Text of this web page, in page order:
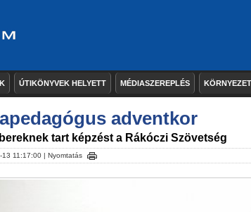
ÚTIKÖNYVEK HELYETT MÉDIASZEREPLÉS
adventkor
tart képzést a Rákóczi Szövetség
13 11:17:00 | Nyomtatás